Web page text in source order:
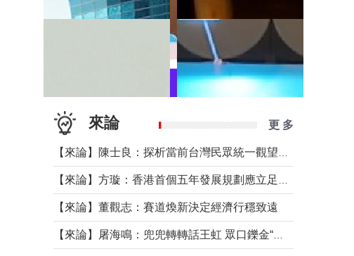
來論 更 多
【來論】董觀志：賽道煥新決定經濟行穩致遠